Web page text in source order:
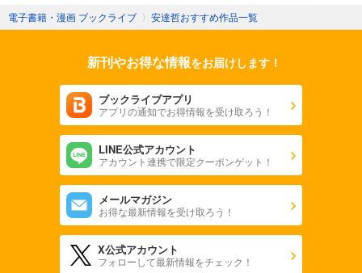
電子書籍・漫画 ブックライブ 〉 安達哲おすすめ作品一覧
新刊やお得な情報をお届けします！
ブックライブアプリ
アプリの通知でお得情報を受け取ろう！
LINE公式アカウント
アカウント連携で限定クーポンゲット！
メールマガジン
お得な最新情報を受け取ろう！
X公式アカウント
フォローして最新情報をチェック！